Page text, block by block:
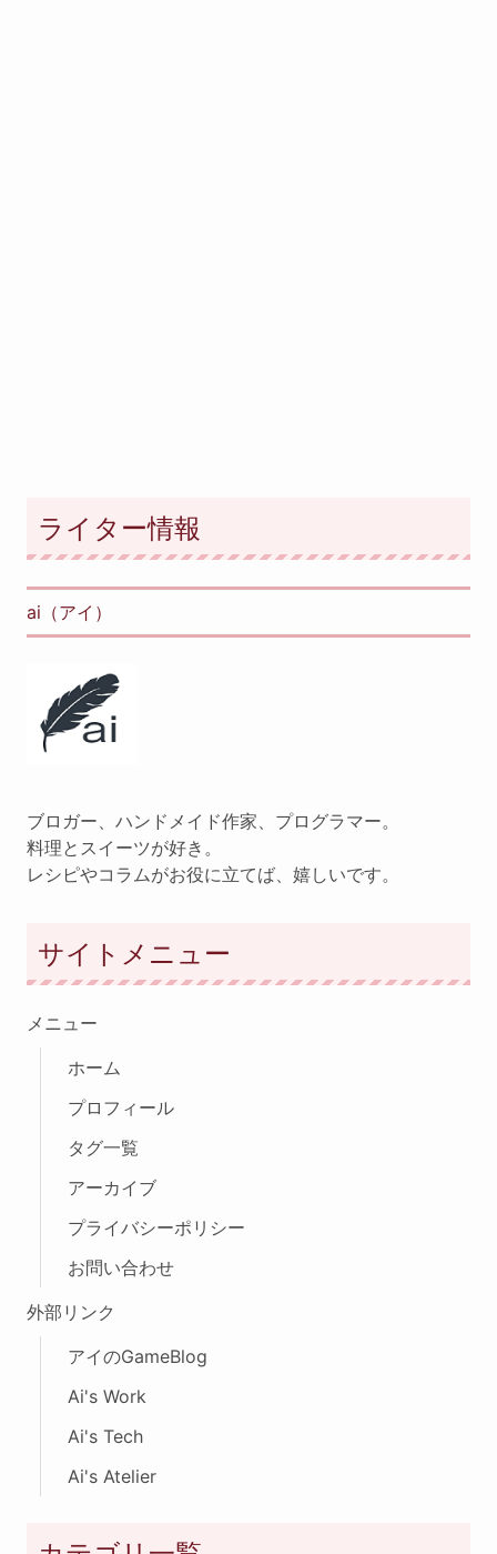
ライター情報
ai（アイ）
ブロガー、ハンドメイド作家、プログラマー。
料理とスイーツが好き。
レシピやコラムがお役に立てば、嬉しいです。
サイトメニュー
メニュー
ホーム
プロフィール
タグ一覧
アーカイブ
プライバシーポリシー
お問い合わせ
外部リンク
アイのGameBlog
Ai's Work
Ai's Tech
Ai's Atelier